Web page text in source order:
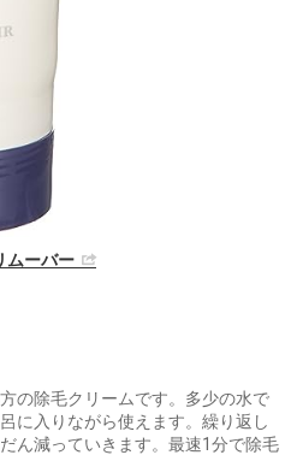
ムーバー
の除毛クリームです。多少の水で
に入りながら使えます。繰り返し
ん減っていきます。最速1分で除毛